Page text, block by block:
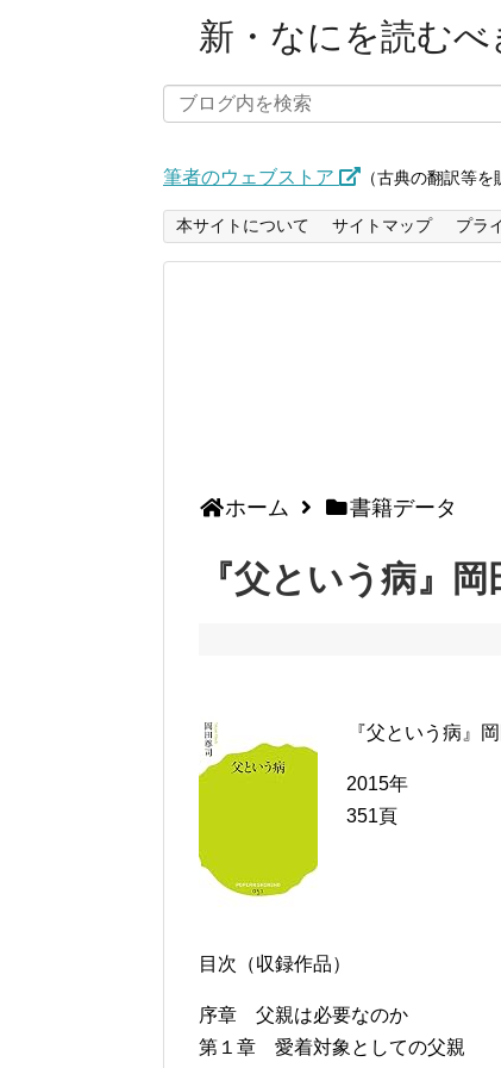
新・なにを読むべ
筆者のウェブストア （古典の翻訳等を
本サイトについて サイトマップ プラ
ホーム 書籍データ
『父という病』
『父という病』
2015年
351頁
目次（収録作品）
序章 父親は必要なのか
第１章 愛着対象としての父親